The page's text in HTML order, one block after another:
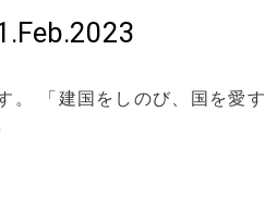
。 「建国をしのび、国を愛